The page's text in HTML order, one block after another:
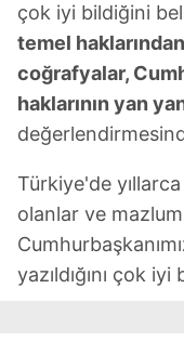
çok iyi bildiğini
temel
coğrafyalar,
haklarının yan
Türkiye'de
olanlar ve
yazıldığını çok iyi